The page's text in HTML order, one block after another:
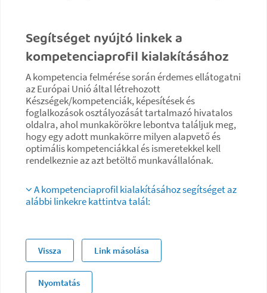
Segítséget nyújtó linkek a
kompetenciaprofil kialakításához
A kompetencia felmérése során érdemes ellátogatni
az Európai Unió által létrehozott
Készségek/kompetenciák, képesítések és
foglalkozások osztályozását tartalmazó hivatalos
oldalra, ahol munkakörökre lebontva találjuk meg,
hogy egy adott munkakörre milyen alapvető és
optimális kompetenciákkal és ismeretekkel kell
rendelkeznie az azt betöltő munkavállalónak.
A kompetenciaprofil kialakításához segítséget az
alábbi linkekre kattintva talál:
Vissza Link másolása
Nyomtatás